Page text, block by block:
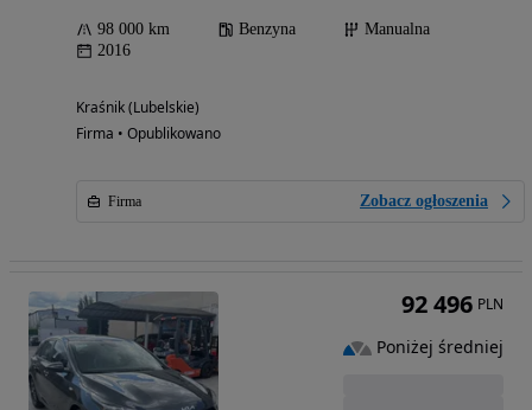
98 000 km Benzyna
Manualna
2016
Kraśnik (Lubelskie)
Firma • Opublikowano
Firma Zobacz ogłoszenia
92 496 PLN
Poniżej średniej